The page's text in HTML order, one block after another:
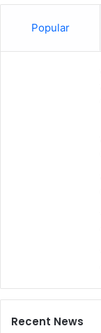
Popular
Recent News